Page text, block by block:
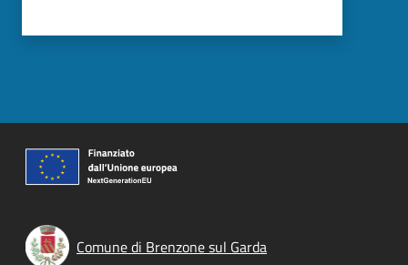
Comune di Brenzone sul Garda